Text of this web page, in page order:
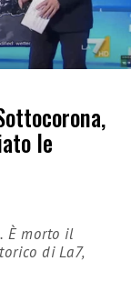
le
È morto il
di La7,